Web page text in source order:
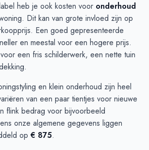
heb je ook kosten voor onderhoud
Dit kan van grote invloed zijn op
Een goed gepresenteerde
en meestal voor een hogere prijs.
een fris schilderwerk, een nette tuin
en klein onderhoud zijn heel
van een paar tientjes voor nieuwe
flink bedrag voor bijvoorbeeld
onze algemene gegevens liggen
op € 875.